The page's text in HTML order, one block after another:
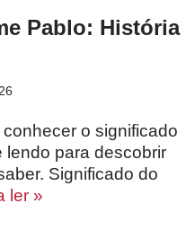
Pablo: História
o significado
lendo para descobrir
Significado do
ler »